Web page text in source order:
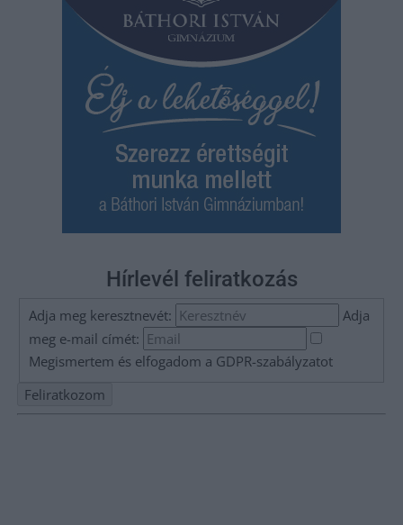
Hírlevél feliratkozás
Adja meg keresztnevét:
Adja
meg e-mail címét:
Megismertem és elfogadom a GDPR-szabályzatot